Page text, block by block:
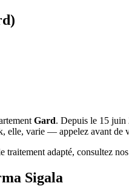
Gard. Depuis le 15 juin
elle, varie — appelez avant de
adapté, consultez
Sigala